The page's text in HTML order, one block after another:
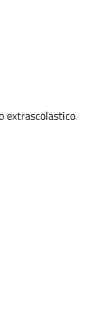
extrascolastico